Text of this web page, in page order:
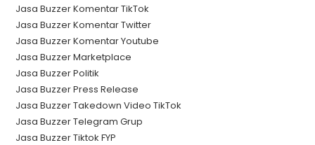
Jasa Buzzer Komentar TikTok
Jasa Buzzer Komentar Twitter
Jasa Buzzer Komentar Youtube
Jasa Buzzer Marketplace
Jasa Buzzer Politik
Jasa Buzzer Press Release
Jasa Buzzer Takedown Video TikTok
Jasa Buzzer Telegram Grup
Jasa Buzzer Tiktok FYP